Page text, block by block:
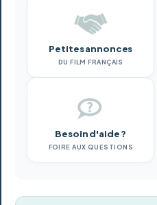
Petites annonces
DU FILM FRANÇAIS
Besoin d'aide ?
FOIRE AUX QUESTIONS